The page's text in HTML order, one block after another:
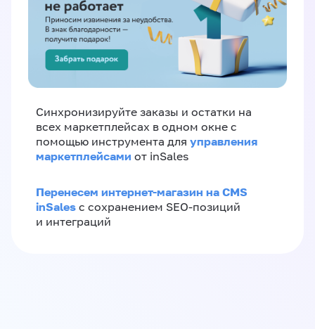
Синхронизируйте заказы и остатки на
всех маркетплейсах в одном окне с
помощью инструмента для управления
маркетплейсами от inSales
Перенесем интернет-магазин на CMS
inSales с сохранением SEO-позиций
и интеграций